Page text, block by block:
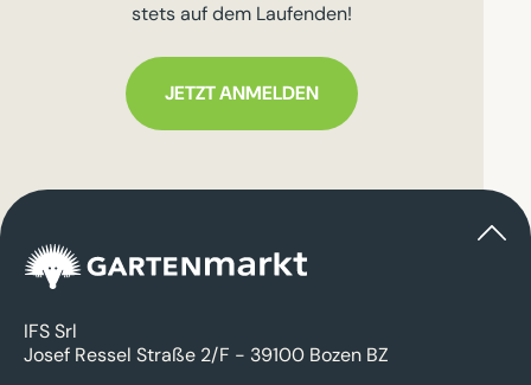
stets auf dem Laufenden!
JETZT ANMELDEN
IFS Srl
Josef Ressel Straße 2/F - 39100 Bozen BZ